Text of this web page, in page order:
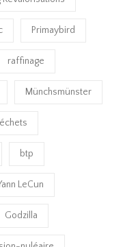
Primaybird
raffinage
Münchsmünster
btp
LeCun
Godzilla